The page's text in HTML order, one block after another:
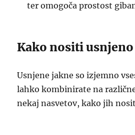
ter omogoča prostost
Kako nositi
Usnjene jakne so izjemno
lahko kombinirate na
nekaj nasvetov, kako jih